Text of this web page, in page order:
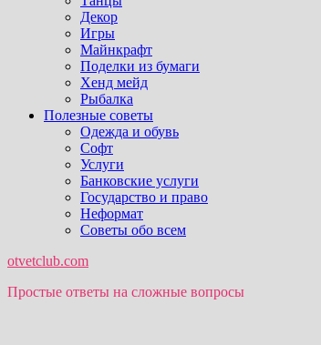
Декор
Игры
Майнкрафт
Поделки из бумаги
Хенд мейд
Рыбалка
Полезные советы
Одежда и обувь
Софт
Услуги
Банковские услуги
Государство и право
Неформат
Советы обо всем
otvetclub.com
Простые ответы на сложные вопросы